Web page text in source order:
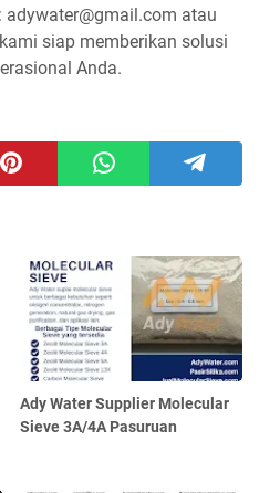
atau
siap memberikan solusi
Anda.
Ady Water Supplier Molecular
Sieve 3A/4A Pasuruan